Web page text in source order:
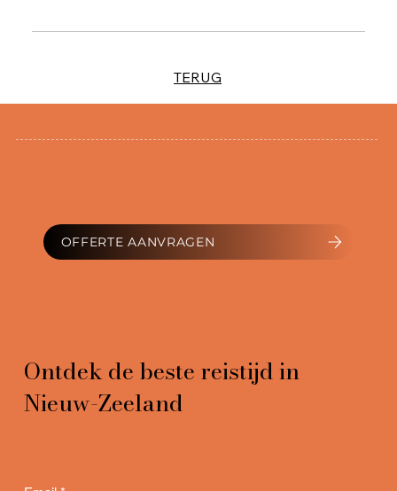
TERUG
OFFERTE AANVRAGEN
Ontdek de beste reistijd in
Nieuw-Zeeland